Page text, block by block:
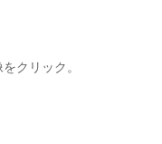
クリック。